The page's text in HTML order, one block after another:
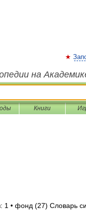
на
Книги
• фонд (27) Словарь